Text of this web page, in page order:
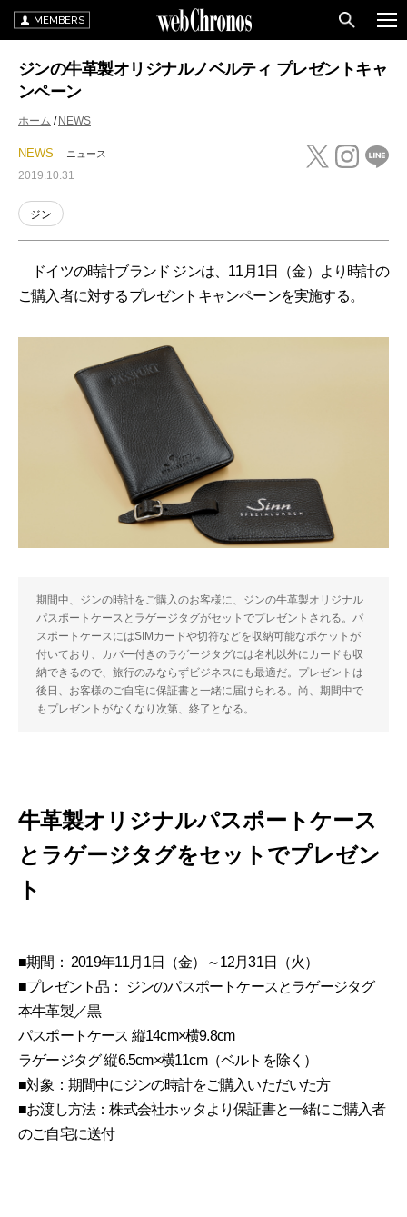
MEMBERS
ジンの牛革製オリジナルノベルティ プレゼントキャ
ンペーン
ホーム NEWS
NEWS ニュース
2019.10.31
ジン
ドイツの時計ブランド ジンは、11月1日（金）より時計の
ご購入者に対するプレゼントキャンペーンを実施する。
期間中、ジンの時計をご購入のお客様に、ジンの牛革製オリジナル
パスポートケースとラゲージタグがセットでプレゼントされる。パ
スポートケースにはSIMカードや切符などを収納可能なポケットが
付いており、カバー付きのラゲージタグには名札以外にカードも収
納できるので、旅行のみならずビジネスにも最適だ。プレゼントは
後日、お客様のご自宅に保証書と一緒に届けられる。尚、期間中で
もプレゼントがなくなり次第、終了となる。
牛革製オリジナルパスポートケース
とラゲージタグをセットでプレゼン
ト
■期間： 2019年11月1日（金）～12月31日（火）
■プレゼント品： ジンのパスポートケースとラゲージタグ
本牛革製／黒
パスポートケース 縦14cm×横9.8cm
ラゲージタグ 縦6.5cm×横11cm（ベルトを除く）
■対象：期間中にジンの時計をご購入いただいた方
■お渡し方法：株式会社ホッタより保証書と一緒にご購入者
のご自宅に送付